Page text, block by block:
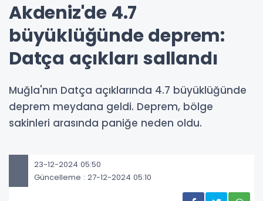
Akdeniz'de 4.7
büyüklüğünde deprem:
Datça açıkları sallandı
Muğla'nın Datça açıklarında 4.7 büyüklüğünde
deprem meydana geldi. Deprem, bölge
sakinleri arasında paniğe neden oldu.
23-12-2024 05:50
Güncelleme : 27-12-2024 05:10